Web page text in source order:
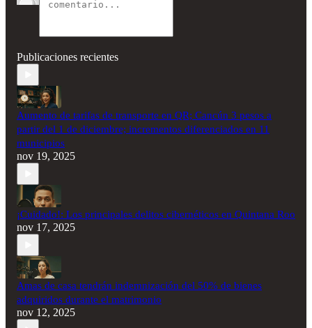
Publicaciones recientes
Aumento de tarifas de transporte en QR; Cancún 3 pesos a
partir del 1 de diciembre; incrementos diferenciados en 11
municipios
nov 19, 2025
¡Cuidado!: Los principales delitos cibernéticos en Quintana Roo
nov 17, 2025
Amas de casa tendrán indemnización del 50% de bienes
adquiridos durante el matrimonio
nov 12, 2025